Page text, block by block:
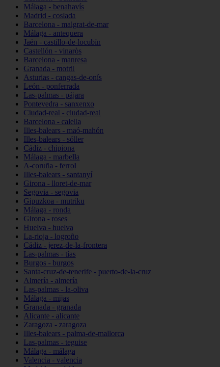
Málaga - benahavís
Madrid - coslada
Barcelona - malgrat-de-mar
Málaga - antequera
Jaén - castillo-de-locubín
Castellón - vinaròs
Barcelona - manresa
Granada - motril
Asturias - cangas-de-onís
León - ponferrada
Las-palmas - pájara
Pontevedra - sanxenxo
Ciudad-real - ciudad-real
Barcelona - calella
Illes-balears - maó-mahón
Illes-balears - sóller
Cádiz - chipiona
Málaga - marbella
A-coruña - ferrol
Illes-balears - santanyí
Girona - lloret-de-mar
Segovia - segovia
Gipuzkoa - mutriku
Málaga - ronda
Girona - roses
Huelva - huelva
La-rioja - logroño
Cádiz - jerez-de-la-frontera
Las-palmas - tías
Burgos - burgos
Santa-cruz-de-tenerife - puerto-de-la-cruz
Almería - almería
Las-palmas - la-oliva
Málaga - mijas
Granada - granada
Alicante - alicante
Zaragoza - zaragoza
Illes-balears - palma-de-mallorca
Las-palmas - teguise
Málaga - málaga
Valencia - valencia